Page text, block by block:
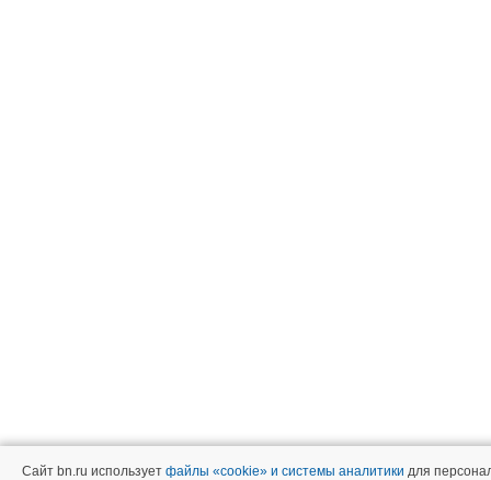
Сайт bn.ru использует файлы «cookie» и системы аналитики для